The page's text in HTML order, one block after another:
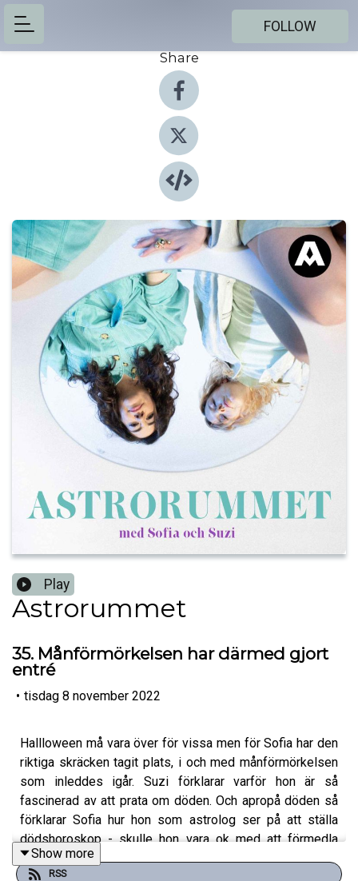
FOLLOW
Share
Play
Astrorummet
35. Månförmörkelsen har därmed gjort
entré
• tisdag 8 november 2022
Hallloween må vara över för vissa men för Sofia har den
riktiga skräcken tagit plats, i och med månförmörkelsen
som inleddes igår. Suzi förklarar varför hon är så
fascinerad av att prata om döden. Och apropå döden så
förklarar Sofia hur hon som astrolog ser på att ställa
dödshoroskop - skulle hon vara ok med att förmedla
detta till en person som verkligen vill veta?
Show more
RSS